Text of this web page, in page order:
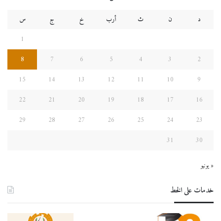
د
ن ث أرب خ ج
س
1
2
3
4
5
6
7
8
9
10
11
12
13
14
15
16
17
18
19
20
21
22
23
24
25
26
27
28
29
30
31
« يونيو
خدمات على الخط